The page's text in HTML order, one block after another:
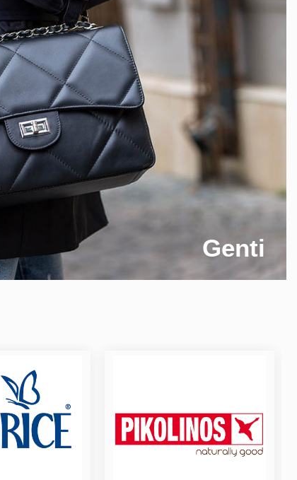
Genti